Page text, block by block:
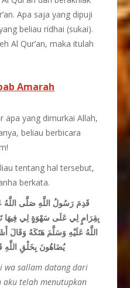
Apa saja yang dipuji
beliau ridhai (sukai).
Al Qur’an, maka itulah
Amarah
apa yang dimurkai Allah,
beliau berbicara
tentang hal tersebut,
berkata.
قَدِمَ رَسُولُ اللَّهِ صَلَّى
بِقِرَامٍ لِي عَلَى سَهْوَةٍ لِي فِيهَا
اللَّهُ عَلَيْهِ وَسَلَّمَ هَتَكَهُ وَقَالَ
يُضَاهُونَ بِخَلْقِ اللَّهِ
wa sallam datang dari
aku telah menutupkan